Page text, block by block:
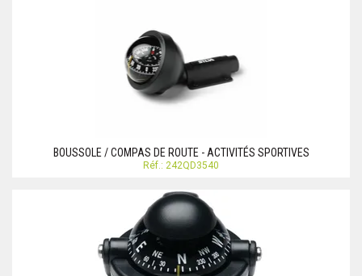
BOUSSOLE / COMPAS DE ROUTE - ACTIVITÉS SPORTIVES
Réf.: 242QD3540